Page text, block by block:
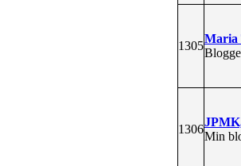
1305
Maria
1306
Min